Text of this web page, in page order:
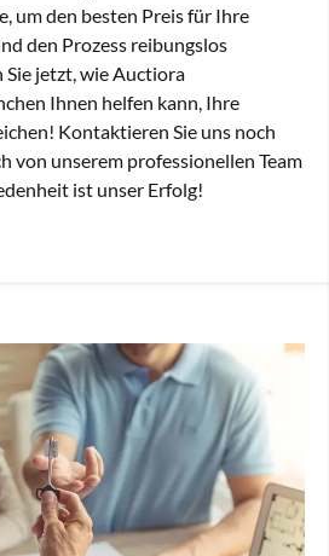
um den besten Preis für Ihre
den Prozess reibungslos
Sie jetzt, wie Auctiora
Ihnen helfen kann, Ihre
Kontaktieren Sie uns noch
von unserem professionellen Team
ist unser Erfolg!